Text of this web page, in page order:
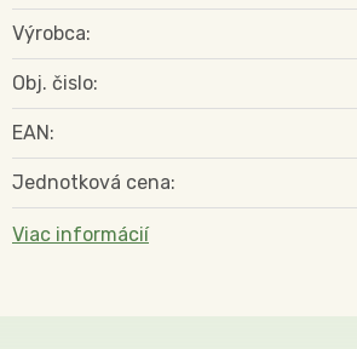
Výrobca:
Obj. čislo:
EAN:
Jednotková cena:
Viac informácií